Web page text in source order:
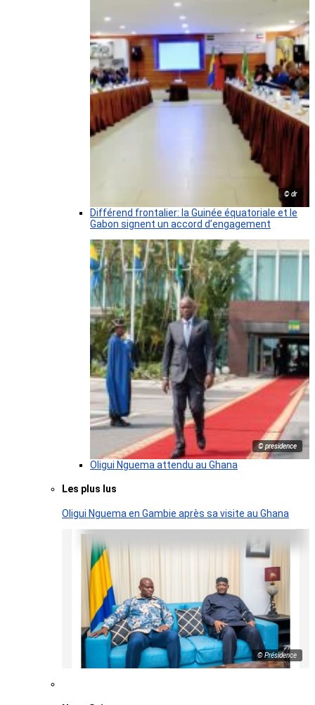
© dr
Différend frontalier: la Guinée équatoriale et le
Gabon signent un accord d’engagement
© presidence
Oligui Nguema attendu au Ghana
Les plus lus
Oligui Nguema en Gambie après sa visite au Ghana
© Présidence